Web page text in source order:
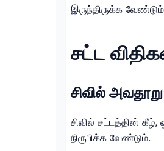
இருந்திருக்க
சட்ட
சிவில் அவதூறு
சிவில் சட்டத்தின்
நிரூபிக்க வேண்டும்.